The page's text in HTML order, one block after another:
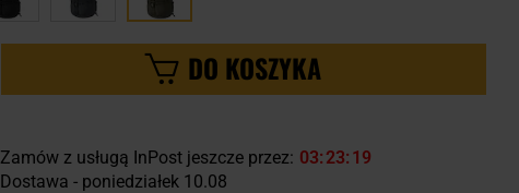
DO KOSZYKA
Zamów z usługą InPost jeszcze przez: 03 23 18
Dostawa - poniedziałek 10.08